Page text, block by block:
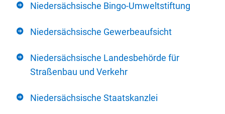
Niedersächsische Bingo-Umweltstiftung
Niedersächsische Gewerbeaufsicht
Niedersächsische Landesbehörde für
Straßenbau und Verkehr
Niedersächsische Staatskanzlei